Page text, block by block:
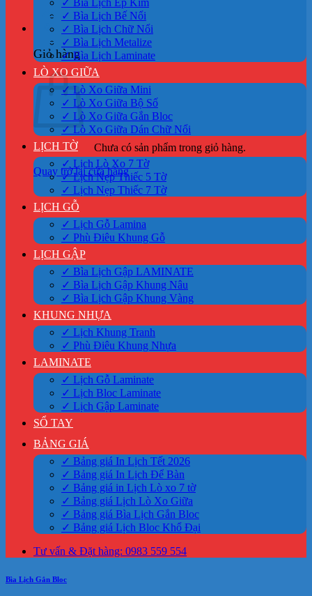
0
Giỏ hàng
Chưa có sản phẩm trong giỏ hàng.
Quay trở lại cửa hàng
✓ Bìa Lịch Ép Kim
✓ Bìa Lịch Bế Nổi
✓ Bìa Lịch Chữ Nổi
✓ Bìa Lịch Metalize
✓ Bìa Lịch Laminate
LÒ XO GIỮA
✓ Lò Xo Giữa Mini
✓ Lò Xo Giữa Bộ Số
✓ Lò Xo Giữa Gắn Bloc
✓ Lò Xo Giữa Dán Chữ Nổi
LỊCH TỜ
✓ Lịch Lò Xo 7 Tờ
✓ Lịch Nẹp Thiếc 5 Tờ
✓ Lịch Nẹp Thiếc 7 Tờ
LỊCH GỖ
✓ Lịch Gỗ Lamina
✓ Phù Điêu Khung Gỗ
LỊCH GẬP
✓ Bìa Lịch Gập LAMINATE
✓ Bìa Lịch Gập Khung Nâu
✓ Bìa Lịch Gập Khung Vàng
KHUNG NHỰA
✓ Lịch Khung Tranh
✓ Phù Điêu Khung Nhựa
LAMINATE
✓ Lịch Gỗ Laminate
✓ Lịch Bloc Laminate
✓ Lịch Gập Laminate
SỔ TAY
BẢNG GIÁ
✓ Bảng giá In Lịch Tết 2026
✓ Bảng giá In Lịch Để Bàn
✓ Bảng giá in Lịch Lò xo 7 tờ
✓ Bảng giá Lịch Lò Xo Giữa
✓ Bảng giá Bìa Lịch Gắn Bloc
✓ Bảng giá Lịch Bloc Khổ Đại
Tư vấn & Đặt hàng: 0983 559 554
Bìa Lịch Gắn Bloc